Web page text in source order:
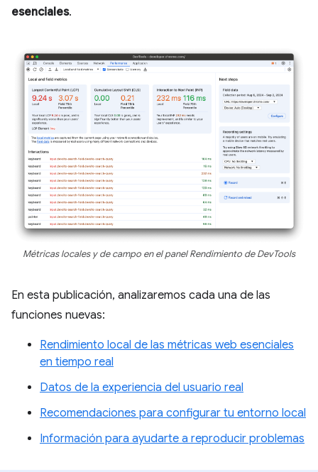
esenciales.
Métricas locales y de campo en el panel Rendimiento de DevTools
En esta publicación, analizaremos cada una de las
funciones nuevas:
Rendimiento local de las métricas web esenciales
en tiempo real
Datos de la experiencia del usuario real
Recomendaciones para configurar tu entorno local
Información para ayudarte a reproducir problemas